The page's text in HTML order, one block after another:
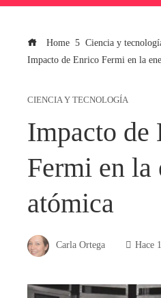
Home
Ciencia y
Impacto de Enrico Fermi en la
CIENCIA Y TECNOLOGÍA
Impacto de
Fermi en la
atómica
Carla Ortega Hace